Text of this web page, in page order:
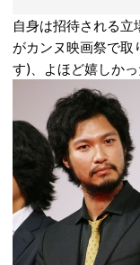
自身は招待される立
がカンヌ映画祭で
す)、よほど嬉しか